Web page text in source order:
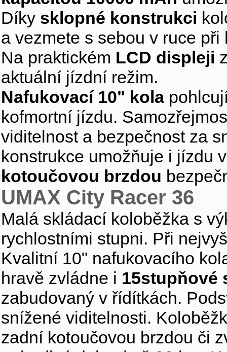
Díky sklopné konstrukci
a vezmete s sebou v ruce při
Na praktickém LCD displeji
aktuální jízdní režim.
Nafukovací 10" kola
kofmortní jízdu.
viditelnost a bezpečnost za
konstrukce umožňuje i jízdu
kotoučovou brzdou
UMAX City Racer 36
Malá skládací koloběžka s
rychlostními stupni. Při
Kvalitní 10" nafukovacího
hravě zvládne i 15stupňové
zabudovaný v řídítkách.
snížené viditelnosti.
zadní kotoučovou brzdou či